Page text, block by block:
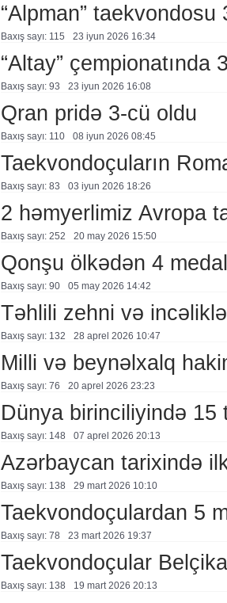
“Alpman” taekvondosu
Baxış sayı: 115 23 i̇yun 2026 16:34
“Altay” çempionatında
Baxış sayı: 93 23 i̇yun 2026 16:08
Qran pridə 3-cü oldu
Baxış sayı: 110 08 i̇yun 2026 08:45
Taekvondoçuların
Baxış sayı: 83 03 i̇yun 2026 18:26
2 həmyerlimiz Avropa
Baxış sayı: 252 20 may 2026 15:50
Qonşu ölkədən 4
Baxış sayı: 90 05 may 2026 14:42
Təhlili zehni və
Baxış sayı: 132 28 aprel 2026 10:47
Milli və beynəlxalq
Baxış sayı: 76 20 aprel 2026 23:23
Dünya birinciliyində 15
Baxış sayı: 148 07 aprel 2026 20:13
Azərbaycan tarixində
Baxış sayı: 138 29 mart 2026 10:10
Taekvondoçulardan 5
Baxış sayı: 78 23 mart 2026 19:37
Taekvondoçular
Baxış sayı: 138 19 mart 2026 20:13